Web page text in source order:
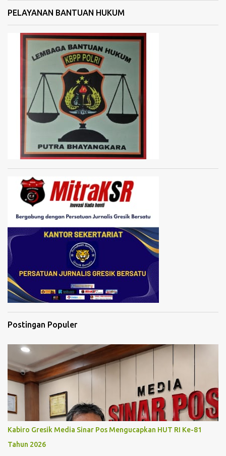
PELAYANAN BANTUAN HUKUM
Postingan Populer
Kabiro Gresik Media Sinar Pos Mengucapkan HUT RI Ke-81
Tahun 2026